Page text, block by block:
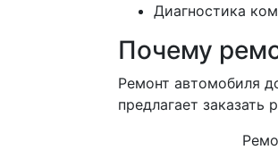
Диагностика
Почему
Ремонт автомобиля
предлагает